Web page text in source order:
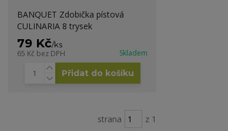
BANQUET Zdobička pístová
CULINARIA 8 trysek
79 Kč/ks
65 Kč bez DPH Skladem
Přidat do košíku
strana z 1